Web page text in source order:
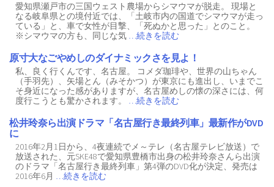
愛知県瀬戸市の三国ウェスト農場からシマウマが脱走。 現場と
なる岐阜県との境付近では、「土岐市内の国道でシマウマが走っ
ている」と、車で女性が目撃、「死ぬかと思った」とのこと。
※シマウマの方も、同じな気 …続きを読む
原寸大なごやめしのダイナミックさを見よ！
私、良く行くんです、名古屋。 コメダ珈琲や、世界の山ちゃん
（手羽先）、矢場とん（みそかつ）が東京にも進出し、いまでこ
そ身近になった感がありますが、名古屋めしの懐の深さには、何
度行こうとも驚かされます。 …続きを読む
松井玲奈ら出演ドラマ「名古屋行き最終列車」最新作がDVD
に
2016年2月1日から、4夜連続でメ～テレ（名古屋テレビ放送）で
放送された、元SKE48で愛知県豊橋市出身の松井玲奈さんら出演
のドラマ「名古屋行き最終列車」第4弾のDVD化が決定、発売は
2016年6月 …続きを読む